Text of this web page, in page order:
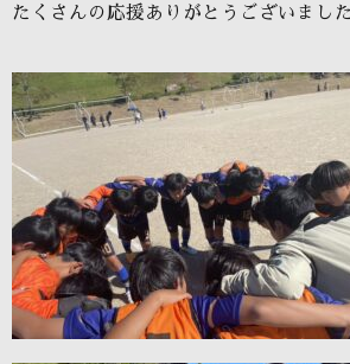
たくさんの応援ありがとうございました